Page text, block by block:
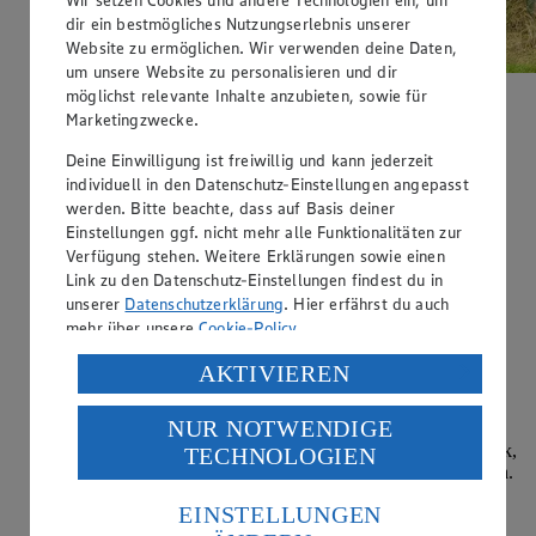
Obsthof Otte
Obst von hier wech!
Seit über 100 Jahren schlägt das Herz der Familie Otte für
Obst. Die geballte Erfahrung von vier Generationen, eine
nachhaltigen Anbau stecken in den Äpfeln, Birnen,
Erdbeeren, Himbeeren, Pflaumen und Sauerkirschen vom
Obsthof Otte.
Beste Qualität heißt für Otte-Obst: Fantastischer Geschmack,
gesund für Mensch und Natur und top Aussehen – natürlich.
Digitalisierung arbeitet das Obsthof-Team jeden Tag daran
dir ein bestmögliches Nutzungserlebnis unserer
Website zu ermöglichen. Wir verwenden deine Daten,
um unsere Website zu personalisieren und dir
möglichst relevante Inhalte anzubieten, sowie für
Marketingzwecke.
Deine Einwilligung ist freiwillig und kann jederzeit
individuell in den Datenschutz-Einstellungen angepasst
werden. Bitte beachte, dass auf Basis deiner
Einstellungen ggf. nicht mehr alle Funktionalitäten zur
Verfügung stehen. Weitere Erklärungen sowie einen
Link zu den Datenschutz-Einstellungen findest du in
unserer Datenschutzerklärung. Hier erfährst du auch
mehr über unsereCookie-Policy.
Verarbeitung deiner personenbezogenen Daten in den
USA durch Facebook und YouTube:
Wenn du auf „Aktivieren“ klickst, willigst du im Sinne
des Art. 49 Abs. 1 Satz 1 lit. a) DSGVO ein, dass deine
Daten in den USA verarbeitet werden. Der EuGH sieht
die USA als Land mit einem nach europäischen
Standards nicht angemessenen Datenschutzniveau an.
AKTIVIEREN
NUR NOTWENDIGE
TECHNOLOGIEN
EINSTELLUNGEN